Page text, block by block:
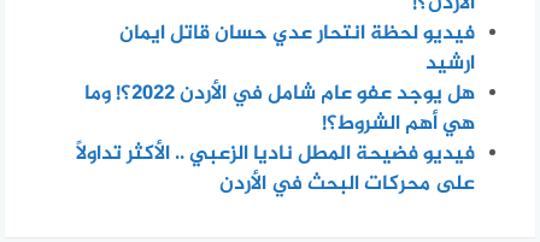
فيديو لحظة انتحار عدي حسان قاتل ايمان
ارشيد
هل يوجد عفو عام شامل في الأردن 2022؟! وما
هي أهم الشروط؟!
فيديو فضيحة المطل ناديا الزعبي .. الأكثر تداولاً
على محركات البحث في الأردن